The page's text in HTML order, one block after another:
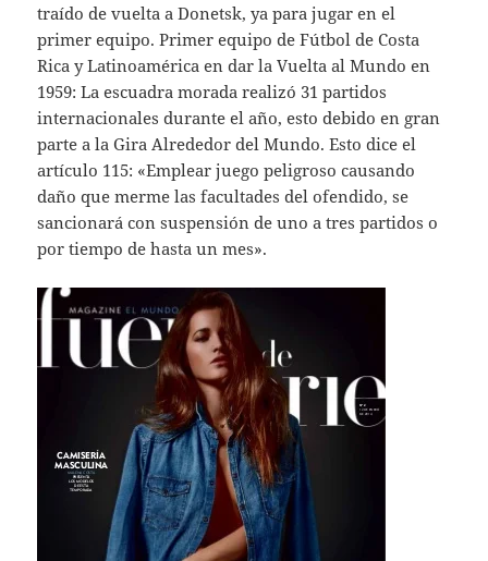
traído de vuelta a Donetsk, ya para jugar en el
primer equipo. Primer equipo de Fútbol de Costa
Rica y Latinoamérica en dar la Vuelta al Mundo en
1959: La escuadra morada realizó 31 partidos
internacionales durante el año, esto debido en gran
parte a la Gira Alrededor del Mundo. Esto dice el
artículo 115: «Emplear juego peligroso causando
daño que merme las facultades del ofendido, se
sancionará con suspensión de uno a tres partidos o
por tiempo de hasta un mes».